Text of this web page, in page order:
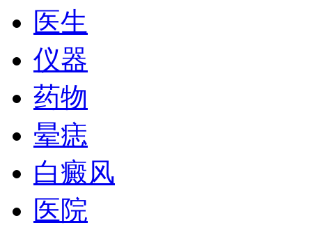
医生
仪器
药物
晕痣
白癜风
医院